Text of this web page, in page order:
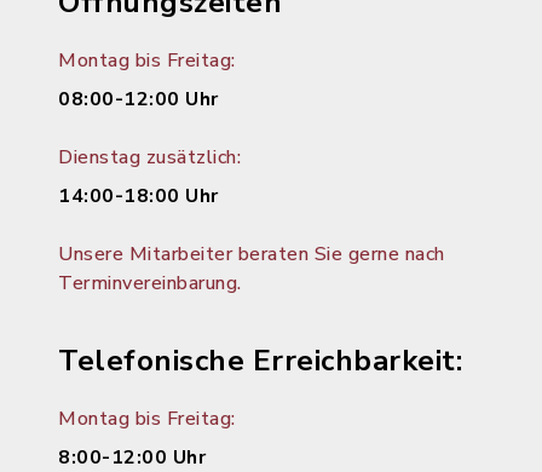
Montag bis Freitag:
08:00-12:00 Uhr
Dienstag zusätzlich:
14:00-18:00 Uhr
Unsere Mitarbeiter beraten Sie gerne nach
Terminvereinbarung.
Telefonische Erreichbarkeit:
Montag bis Freitag:
8:00-12:00 Uhr